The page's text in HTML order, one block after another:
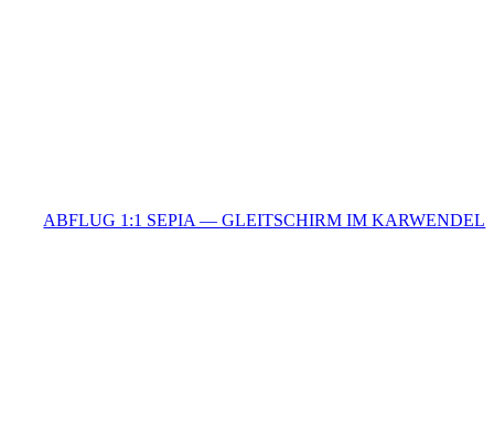
ABFLUG 1:1 SEPIA — GLEITSCHIRM IM KARWENDEL